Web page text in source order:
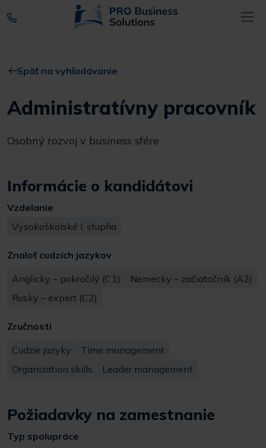
Späť na vyhľadávanie
Administratívny pracovník
Osobný rozvoj v business sfére
Informácie o kandidátovi
Vzdelanie
Vysokoškolské I. stupňa
Znaloť cudzích jazykov
Anglicky – pokročilý (C1)
Nemecky – začiatočník (A2)
Rusky – expert (C2)
Zručnosti
Cudzie jazyky
Time management
Organization skills
Leader management
Požiadavky na zamestnanie
Typ spolupráce